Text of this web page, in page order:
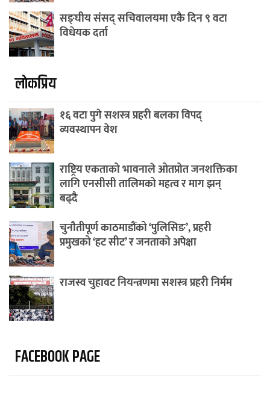
सङ्घीय संसद् सचिवालयमा एकै दिन ९ वटा
विधेयक दर्ता
लाेकप्रिय
१६ वटा पुगे सशस्त्र प्रहरी बलका विपद्
व्यवस्थापन वेश
राष्ट्रिय एकताको भावनाले ओतप्रोत जनशक्तिका
लागि एनसीसी तालिमको महत्व र माग झन्
बढ्दै
चुनौतीपूर्ण काठमाडौंको ‘पुलिसिङ’, प्रहरी
प्रमुखको ‘हट सीट’ र जनताको अपेक्षा
राजस्व चुहावट नियन्त्रणमा सशस्त्र प्रहरी निर्मम
FACEBOOK PAGE